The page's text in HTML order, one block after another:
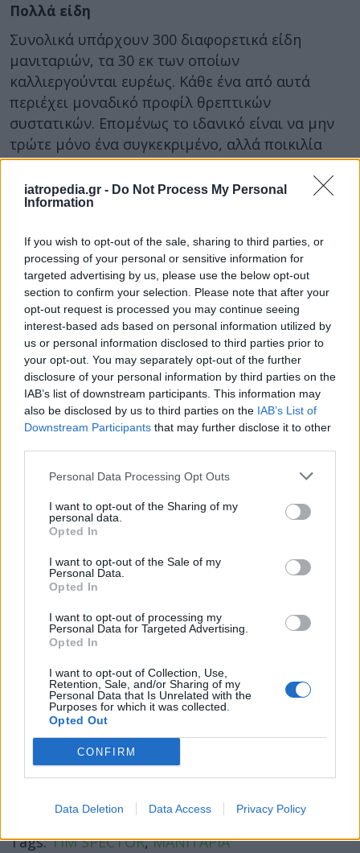
iatropedia.gr - Do Not Process My Personal
Information
If you wish to opt-out of the sale, sharing to third parties, or
processing of your personal or sensitive information for
targeted advertising by us, please use the below opt-out
section to confirm your selection. Please note that after your
opt-out request is processed you may continue seeing
interest-based ads based on personal information utilized by
us or personal information disclosed to third parties prior to
your opt-out. You may separately opt-out of the further
disclosure of your personal information by third parties on the
IAB’s list of downstream participants. This information may
also be disclosed by us to third parties on the IAB’s List of
Downstream Participants that may further disclose it to other
Personal Data Processing Opt Outs
I want to opt-out of the Sharing of my
personal data.
Opted In
I want to opt-out of the Sale of my
Personal Data.
Opted In
I want to opt-out of processing my
Personal Data for Targeted Advertising.
Opted In
I want to opt-out of Collection, Use,
Retention, Sale, and/or Sharing of my
Personal Data that Is Unrelated with the
Purposes for which it was collected.
Opted Out
CONFIRM
Data Deletion Data Access Privacy Policy
Πολλά είδη
Συνολικά υπάρχουν 300 διαφορετικά είδη
μανιταριών, τα 30 εκ των οποίων
καλλιεργούνται ευρέως. Κάθε ένα από αυτά
περιέχει μοναδικό προφίλ θρεπτικών
συστατικών. Επομένως το ιδανικό είναι να μην
τρώτε μόνο ένα συγκεκριμένο, αλλά ποικιλία
από αυτά.
Όπως συνήθως ισχύει με τα τρόφιμα,
επεξεργασμένα μανιτάρια, για να αποκομίσετε
τα πλήρη οφέλη τους. Και αποξηραμένα, όμως,
είναι εξίσου θρεπτικά και ενίοτε πιο νόστιμα,
πρόσθεσε ο καθηγητής.
Μολονότι, όμως, καλύτερο είναι να τρώτε
ποικιλία μανιταριών, μην τα μαζεύετε μόνοι
σας, εκτός κι αν ξέρετε πώς να τα διαλέγετε. Να
θυμάστε ότι μερικά είδη είναι δηλητηριώδη.
Όσον αφορά τη συχνότητα της κατανάλωσής
τους, «θα συνιστούσα να τρώτε λίγα μανιτάρια
τόνισε ο Dr. Spector. «Η ιδανική ποσότητα θα
ήταν δύο φλιτζάνια ωμά μανιτάρια την φορά,
ώστε να υπάρξει διαφορά στην υγεία».
Φωτογραφία: iStock
Facebook
Twitter
Tags:TIM SPECTOR,ΜΑΝΙΤΑΡΙΑ